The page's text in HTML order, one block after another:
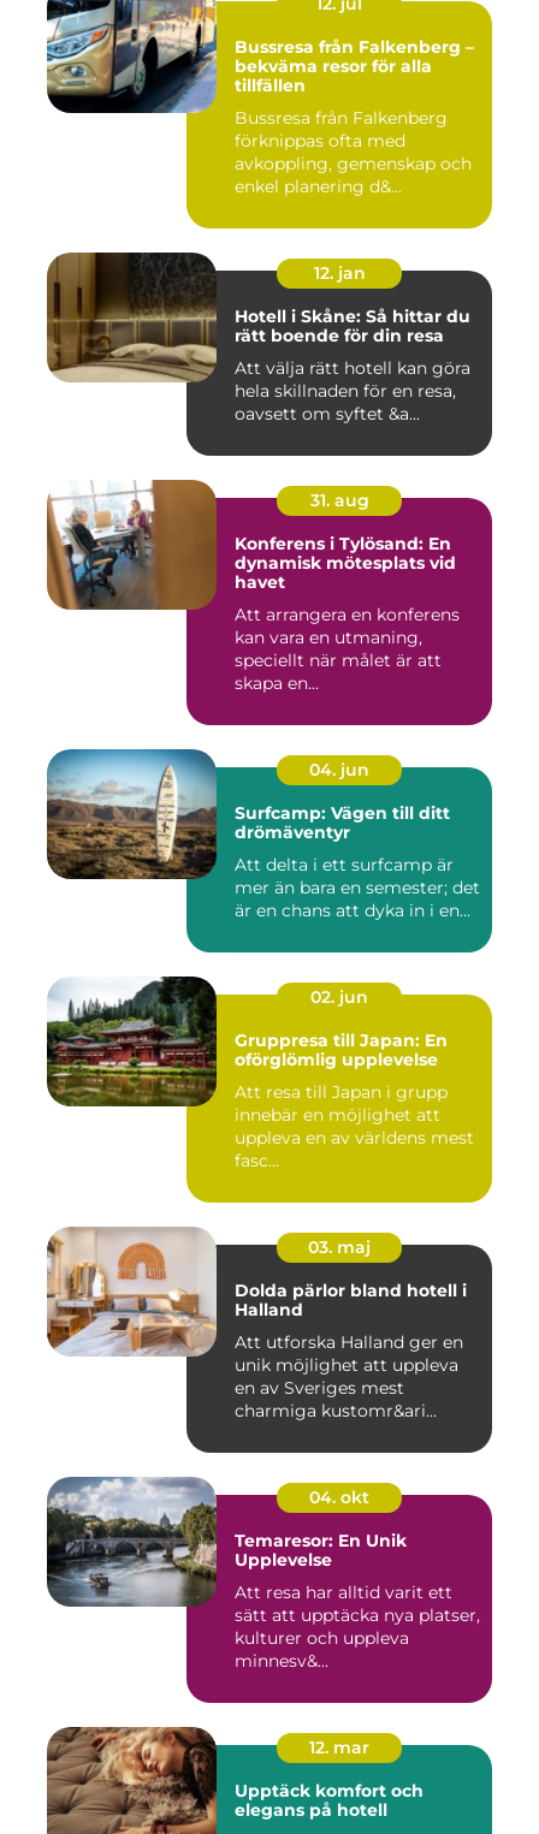
Bussresa från Falkenberg –
bekväma resor för alla
tillfällen
Bussresa från Falkenberg
förknippas ofta med
avkoppling, gemenskap och
enkel planering d&...
12. jan
Hotell i Skåne: Så hittar du
rätt boende för din resa
Att välja rätt hotell kan göra
hela skillnaden för en resa,
oavsett om syftet &a...
31. aug
Konferens i Tylösand: En
dynamisk mötesplats vid
havet
Att arrangera en konferens
kan vara en utmaning,
speciellt när målet är att
skapa en...
04. jun
Surfcamp: Vägen till ditt
drömäventyr
Att delta i ett surfcamp är
mer än bara en semester; det
är en chans att dyka in i en...
02. jun
Gruppresa till Japan: En
oförglömlig upplevelse
Att resa till Japan i grupp
innebär en möjlighet att
uppleva en av världens mest
fasc...
03. maj
Dolda pärlor bland hotell i
Halland
Att utforska Halland ger en
unik möjlighet att uppleva
en av Sveriges mest
charmiga kustomr&ari...
04. okt
Temaresor: En Unik
Upplevelse
Att resa har alltid varit ett
sätt att upptäcka nya platser,
kulturer och uppleva
minnesv&...
12. mar
Upptäck komfort och
elegans på hotell